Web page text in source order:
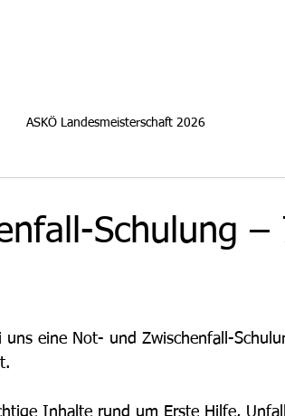
ASKÖ Landesmeisterschaft 2026
Schulung –
uns eine Not- und Zwischenfall-
Inhalte rund um Erste Hilfe,